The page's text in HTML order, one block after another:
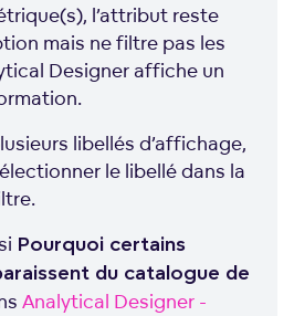
l’attribut reste
mais ne filtre pas les
Designer affiche un
libellés d’affichage,
le libellé dans la
Pourquoi certains
du catalogue de
Analytical Designer -